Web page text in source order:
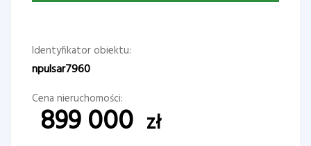
Identyfikator obiektu:
npulsar7960
Cena nieruchomości:
899 000 zł